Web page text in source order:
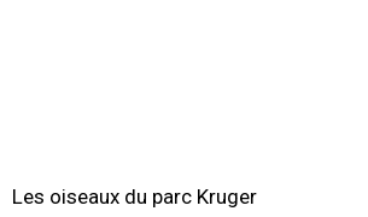
Les oiseaux du parc Kruger